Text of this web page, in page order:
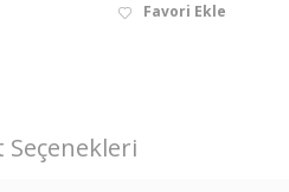
Favori Ekle
Seçenekleri